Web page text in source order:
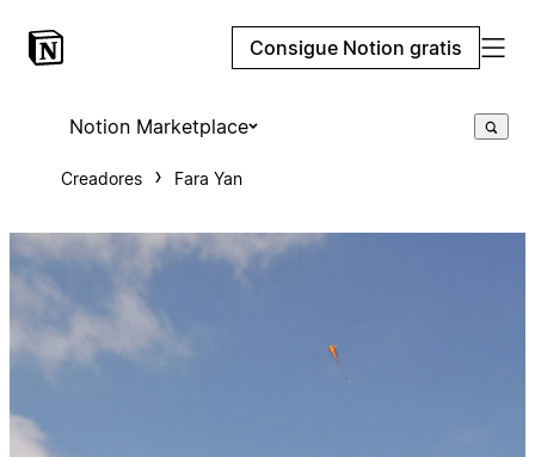
Consigue Notion gratis
Notion Marketplace
Creadores Fara Yan